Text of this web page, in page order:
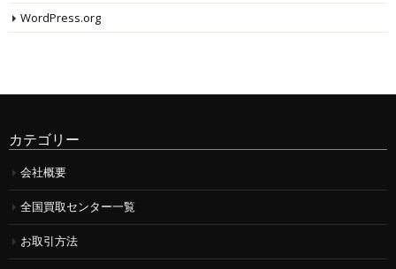
WordPress.org
カテゴリー
会社概要
全国買取センター一覧
お取引方法